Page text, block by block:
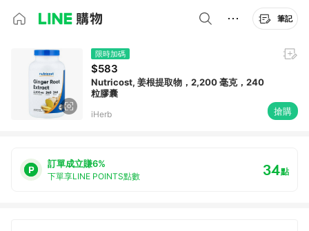
筆記
限時加碼
$583
Nutricost, 姜根提取物，2,200 毫克，240
粒膠囊
iHerb 搶購
訂單成立賺6%
下單享LINE POINTS點數 34點